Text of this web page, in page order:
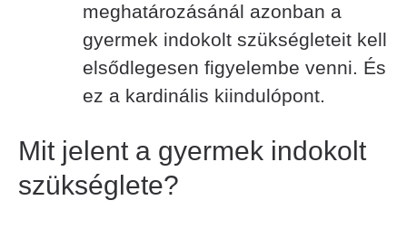
meghatározásánál azonban a
gyermek indokolt szükségleteit kell
elsődlegesen figyelembe venni. És
ez a kardinális kiindulópont.
Mit jelent a gyermek indokolt
szükséglete?